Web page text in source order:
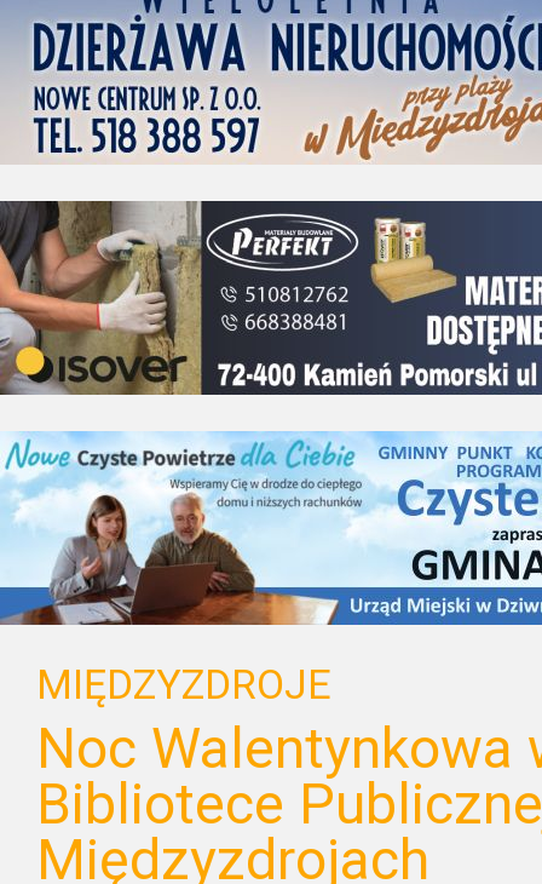
MIĘDZYZDROJE
Noc Walentynkowa
Bibliotece
Międzyzdrojach